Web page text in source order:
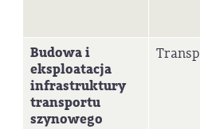
Budowa i
eksploatacja
infrastruktury
transportu
szynowego